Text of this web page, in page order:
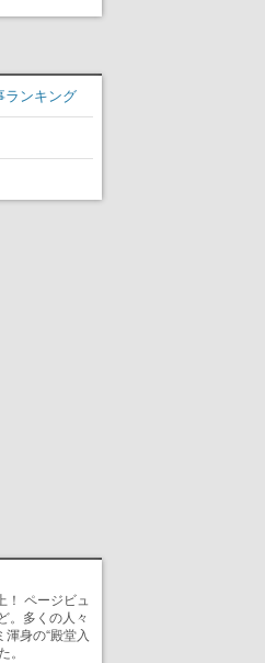
アクションゲ
敗”から逃げ延
った家具で基
ランキング
！ ページビュ
。多くの人々
身の“殿堂入